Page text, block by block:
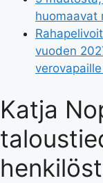
huomaavat
vuoden
Katja